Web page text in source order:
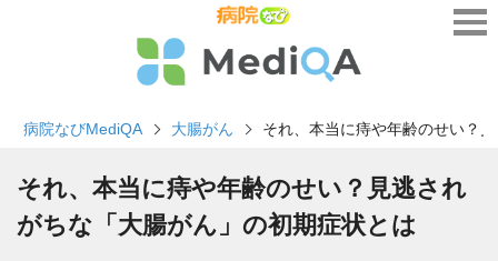
病院なびMediQA 大腸がん それ、本当に痔や年齢のせい？
それ、本当に痔や年齢のせい？見逃され
がちな「大腸がん」の初期症状とは